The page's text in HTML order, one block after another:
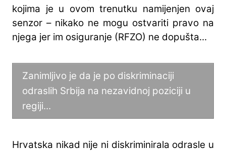
kojima je u ovom trenutku namijenjen ovaj
senzor – nikako ne mogu ostvariti pravo na
njega jer im osiguranje (RFZO) ne dopušta...
Zanimljivo je da je po diskriminaciji
odraslih Srbija na nezavidnoj poziciji u
regiji...
Hrvatska nikad nije ni diskriminirala odrasle u